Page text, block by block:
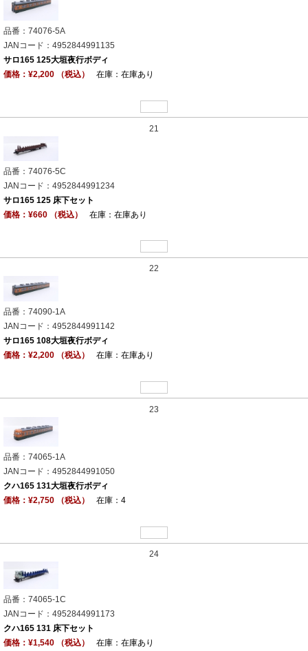
品番：74076-5A
JANコード：4952844991135
サロ165 125大垣夜行ボディ
価格：¥2,200 （税込）
在庫：在庫あり
21
品番：74076-5C
JANコード：4952844991234
サロ165 125 床下セット
価格：¥660 （税込）
在庫：在庫あり
22
品番：74090-1A
JANコード：4952844991142
サロ165 108大垣夜行ボディ
価格：¥2,200 （税込）
在庫：在庫あり
23
品番：74065-1A
JANコード：4952844991050
クハ165 131大垣夜行ボディ
価格：¥2,750 （税込）
在庫：4
24
品番：74065-1C
JANコード：4952844991173
クハ165 131 床下セット
価格：¥1,540 （税込）
在庫：在庫あり